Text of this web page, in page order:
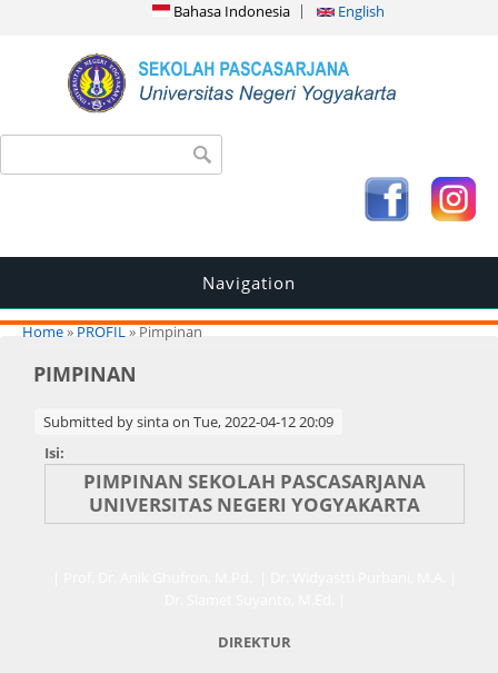
Bahasa Indonesia English
Search form
Navigation
You are here
Home» PROFIL» Pimpinan
PIMPINAN
Submitted bysintaon Tue, 2022-04-12 20:09
Isi:
PIMPINAN SEKOLAH PASCASARJANA
UNIVERSITAS NEGERI YOGYAKARTA
DIREKTUR